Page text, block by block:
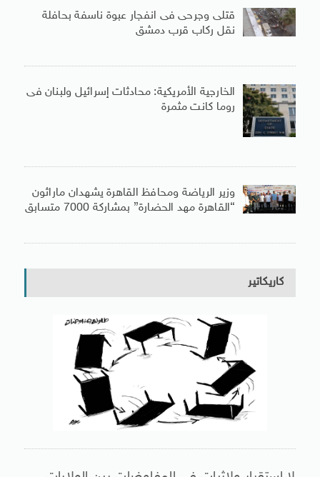
قتلى وجرحى فى انفجار عبوة ناسفة بحافلة
نقل ركاب قرب دمشق
الخارجية الأمريكية: محادثات إسرائيل ولبنان فى
روما كانت مثمرة
وزير الرياضة ومحافظ القاهرة يشهدان ماراثون
“القاهرة مهد الحضارة” بمشاركة 7000 متسابق
كاريكاتير